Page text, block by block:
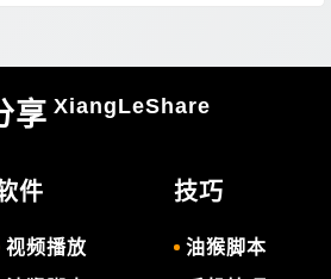
享 XiangLeShare
件
视频播放
技巧
油猴脚本